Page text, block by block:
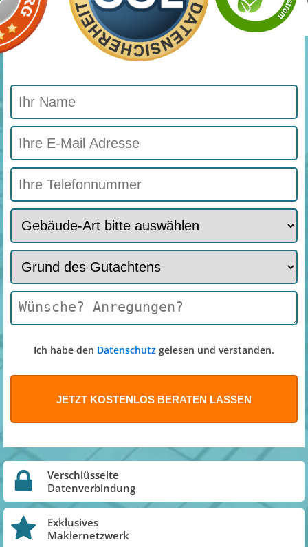
Ich habe den Datenschutz gelesen und verstanden.
Verschlüsselte
Datenverbindung
Exklusives
Maklernetzwerk